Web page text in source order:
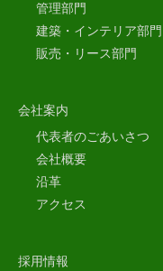
管理部門
建築・インテリア部門
販売・リース部門
会社案内
代表者のごあいさつ
会社概要
沿革
アクセス
採用情報